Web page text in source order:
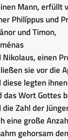
Mann, erfüllt
Philíppus und
und Timon,
Nikolaus, einen
sie vor die
diese legten
das Wort Gottes
die Zahl der
eine große
gehorsam